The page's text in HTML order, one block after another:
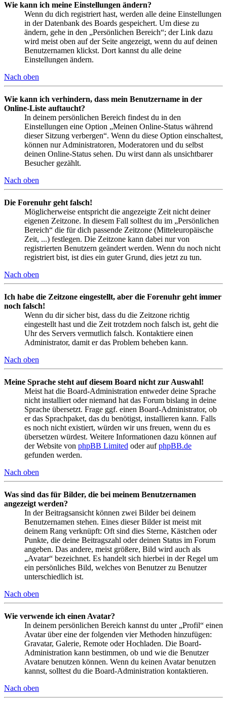
Wie kann ich meine Einstellungen ändern?
Wenn du dich registriert hast, werden alle deine Einstellungen
in der Datenbank des Boards gespeichert. Um diese zu
ändern, gehe in den „Persönlichen Bereich“; der Link dazu
wird meist oben auf der Seite angezeigt, wenn du auf deinen
Benutzernamen klickst. Dort kannst du alle deine
Einstellungen ändern.
Nach oben
Wie kann ich verhindern, dass mein Benutzername in der
Online-Liste auftaucht?
In deinem persönlichen Bereich findest du in den
Einstellungen eine Option „Meinen Online-Status während
dieser Sitzung verbergen“. Wenn du diese Option einschaltest,
können nur Administratoren, Moderatoren und du selbst
deinen Online-Status sehen. Du wirst dann als unsichtbarer
Besucher gezählt.
Nach oben
Die Forenuhr geht falsch!
Möglicherweise entspricht die angezeigte Zeit nicht deiner
eigenen Zeitzone. In diesem Fall solltest du im „Persönlichen
Bereich“ die für dich passende Zeitzone (Mitteleuropäische
Zeit, ...) festlegen. Die Zeitzone kann dabei nur von
registrierten Benutzern geändert werden. Wenn du noch nicht
registriert bist, ist dies ein guter Grund, dies jetzt zu tun.
Nach oben
Ich habe die Zeitzone eingestellt, aber die Forenuhr geht immer
noch falsch!
Wenn du dir sicher bist, dass du die Zeitzone richtig
eingestellt hast und die Zeit trotzdem noch falsch ist, geht die
Uhr des Servers vermutlich falsch. Kontaktiere einen
Administrator, damit er das Problem beheben kann.
Nach oben
Meine Sprache steht auf diesem Board nicht zur Auswahl!
Meist hat die Board-Administration entweder deine Sprache
nicht installiert oder niemand hat das Forum bislang in deine
Sprache übersetzt. Frage ggf. einen Board-Administrator, ob
er das Sprachpaket, das du benötigst, installieren kann. Falls
es noch nicht existiert, würden wir uns freuen, wenn du es
übersetzen würdest. Weitere Informationen dazu können auf
der Website von phpBB Limited oder aufphpBB.de
gefunden werden.
Nach oben
Was sind das für Bilder, die bei meinem Benutzernamen
angezeigt werden?
In der Beitragsansicht können zwei Bilder bei deinem
Benutzernamen stehen. Eines dieser Bilder ist meist mit
deinem Rang verknüpft: Oft sind dies Sterne, Kästchen oder
Punkte, die deine Beitragszahl oder deinen Status im Forum
angeben. Das andere, meist größere, Bild wird auch als
„Avatar“ bezeichnet. Es handelt sich hierbei in der Regel um
ein persönliches Bild, welches von Benutzer zu Benutzer
unterschiedlich ist.
Nach oben
Wie verwende ich einen Avatar?
In deinem persönlichen Bereich kannst du unter „Profil“ einen
Avatar über eine der folgenden vier Methoden hinzufügen:
Gravatar, Galerie, Remote oder Hochladen. Die Board-
Administration kann bestimmen, ob und wie die Benutzer
Avatare benutzen können. Wenn du keinen Avatar benutzen
kannst, solltest du die Board-Administration kontaktieren.
Nach oben